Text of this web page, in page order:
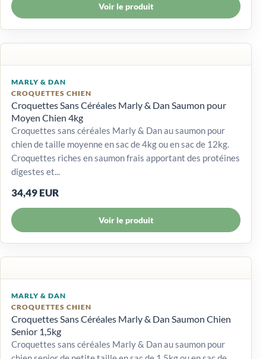
Voir le produit
MARLY & DAN
CROQUETTES CHIEN
Croquettes Sans Céréales Marly & Dan Saumon pour
Moyen Chien 4kg
Croquettes sans céréales Marly & Dan au saumon pour
chien de taille moyenne en sac de 4kg ou en sac de 12kg.
Croquettes riches en saumon frais apportant des protéines
digestes et...
34,49 EUR
Voir le produit
MARLY & DAN
CROQUETTES CHIEN
Croquettes Sans Céréales Marly & Dan Saumon Chien
Senior 1,5kg
Croquettes sans céréales Marly & Dan au saumon pour